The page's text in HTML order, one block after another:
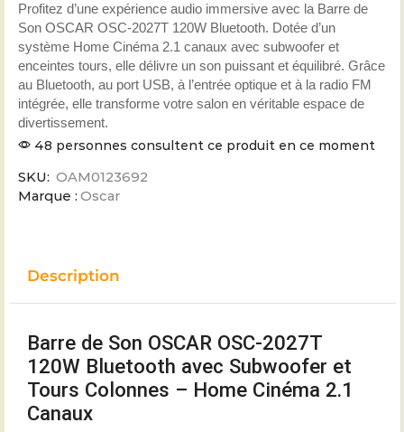
Profitez d’une expérience audio immersive avec la Barre de
Son OSCAR OSC-2027T 120W Bluetooth. Dotée d’un
système Home Cinéma 2.1 canaux avec subwoofer et
enceintes tours, elle délivre un son puissant et équilibré. Grâce
au Bluetooth, au port USB, à l’entrée optique et à la radio FM
intégrée, elle transforme votre salon en véritable espace de
divertissement.
48 personnes consultent ce produit en ce moment
SKU: OAM0123692
Marque : Oscar
Description
Barre de Son OSCAR OSC-2027T
120W Bluetooth avec Subwoofer et
Tours Colonnes – Home Cinéma 2.1
Canaux